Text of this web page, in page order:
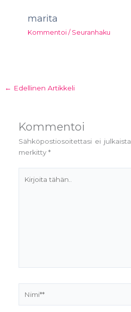
marita
Kommentoi / Seuranhaku
← Edellinen Artikkeli
Kommentoi
Sähköpostiosoitettasi ei julkaista.
merkitty *
tähän..